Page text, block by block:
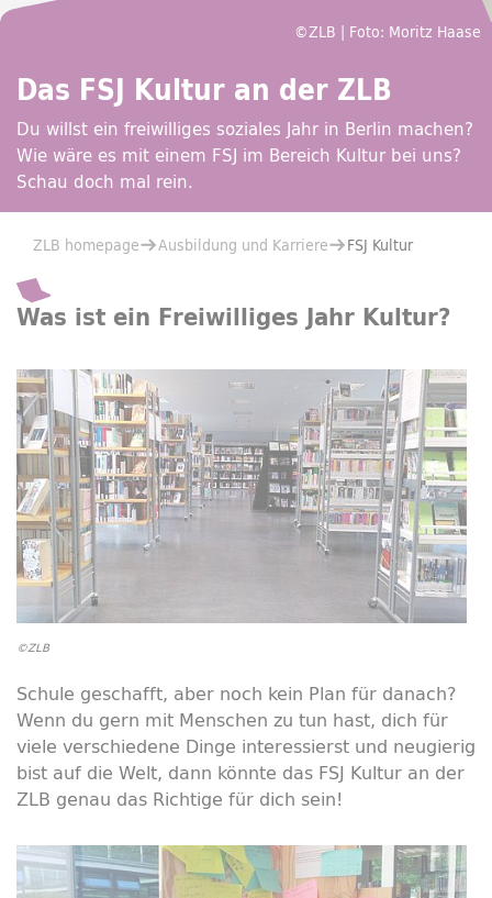
©ZLB | Foto: Moritz Haase
Das FSJ Kultur an der ZLB
Du willst ein freiwilliges soziales Jahr in Berlin machen?
Wie wäre es mit einem FSJ im Bereich Kultur bei uns?
Schau doch mal rein.
You are here:
ZLB homepage Ausbildung und Karriere FSJ Kultur
Was ist ein Freiwilliges Jahr Kultur?
©ZLB
Schule geschafft, aber noch kein Plan für danach?
Wenn du gern mit Menschen zu tun hast, dich für
viele verschiedene Dinge interessierst und neugierig
bist auf die Welt, dann könnte das FSJ Kultur an der
ZLB genau das Richtige für dich sein!